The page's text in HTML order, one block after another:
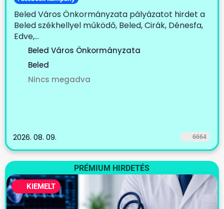
Beled Város Önkormányzata pályázatot hirdet a
Beled székhellyel működő, Beled, Cirák, Dénesfa,
Edve,...
Beled Város Önkormányzata
Beled
Nincs megadva
2026. 08. 09. 6664
PRÉMIUM HIRDETÉS
KIEMELT